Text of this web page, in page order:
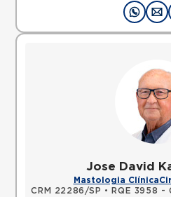
Jose David
Mastologia Clínica
CRM 22286/SP • RQE 3958 -